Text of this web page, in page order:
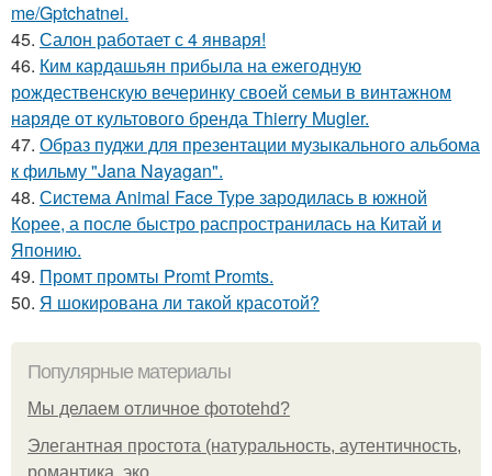
me/Gptchatnei.
45. Салон работает с 4 января!
46. Ким кардашьян прибыла на ежегодную
рождественскую вечеринку своей семьи в винтажном
наряде от культового бренда Thierry Mugler.
47. Образ пуджи для презентации музыкального альбома
к фильму "Jana Nayagan".
48. Система Animal Face Type зародилась в южной
Корее, а после быстро распространилась на Китай и
Японию.
49. Промт промты Promt Promts.
50. Я шокирована ли такой красотой?
Популярные материалы
Мы делаем отличное фотоtehd?
Элегантная простота (натуральность, аутентичность,
романтика, эко.